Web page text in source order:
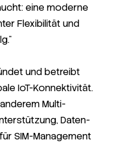
eine moderne
Flexibilität und
und betreibt
IoT-Konnektivität.
Multi-
Daten-
SIM-Management